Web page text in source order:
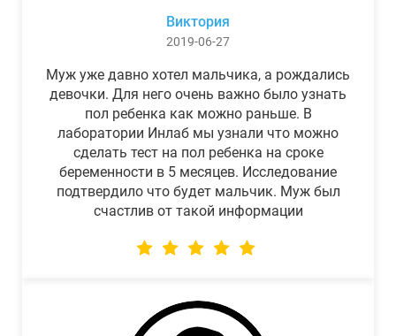
Виктория
2019-06-27
Муж уже давно хотел мальчика, а рождались
девочки. Для него очень важно было узнать
пол ребенка как можно раньше. В
лаборатории Инлаб мы узнали что можно
сделать тест на пол ребенка на сроке
беременности в 5 месяцев. Исследование
подтвердило что будет мальчик. Муж был
счастлив от такой информации